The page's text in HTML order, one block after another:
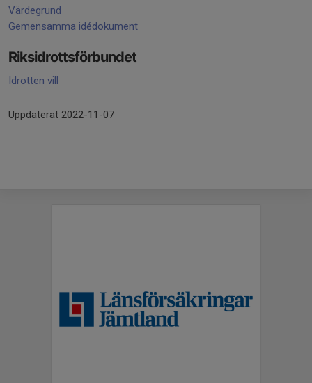
Värdegrund
Gemensamma idédokument
Riksidrottsförbundet
Idrotten vill
Uppdaterat 2022-11-07